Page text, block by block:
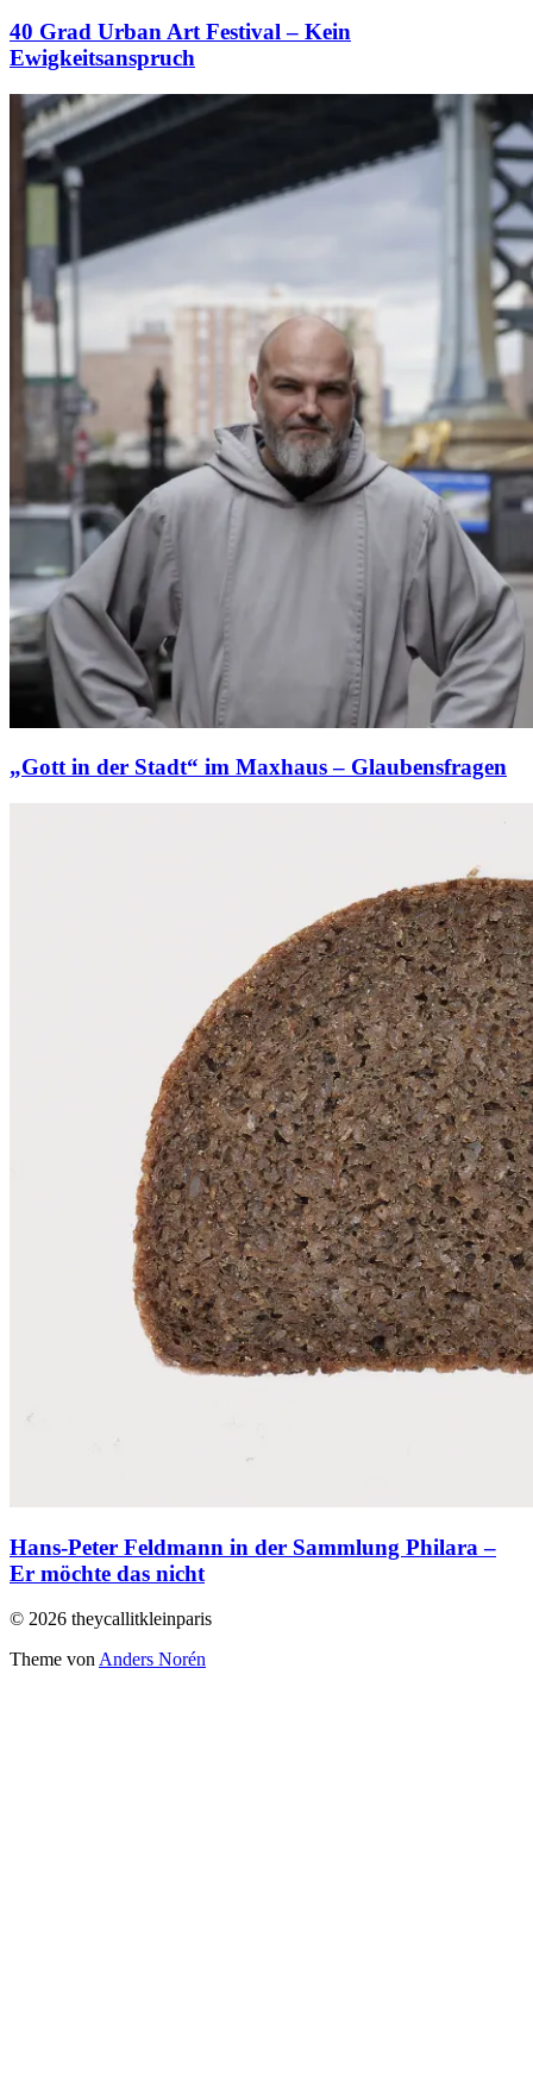
40 Grad Urban Art Festival – Kein
Ewigkeitsanspruch
„Gott in der Stadt“ im Maxhaus – Glaubensfragen
Hans-Peter Feldmann in der Sammlung Philara –
Er möchte das nicht
© 2026 theycallitkleinparis
Theme vonAnders Norén